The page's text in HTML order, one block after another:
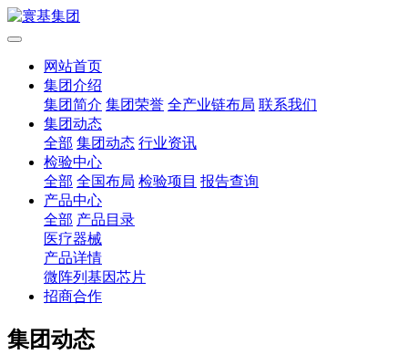
网站首页
集团介绍
集团简介 集团荣誉 全产业链布局 联系我们
集团动态
全部 集团动态 行业资讯
检验中心
全部 全国布局 检验项目 报告查询
产品中心
全部 产品目录
医疗器械
产品详情
微阵列基因芯片
招商合作
集团动态